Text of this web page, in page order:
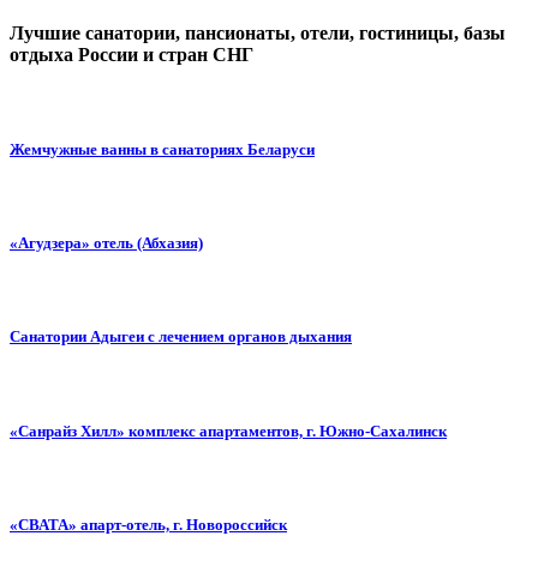
Лучшие санатории, пансионаты, отели, гостиницы, базы
отдыха России и стран СНГ
Жемчужные ванны в санаториях Беларуси
«Агудзера» отель (Абхазия)
Санатории Адыгеи с лечением органов дыхания
«Санрайз Хилл» комплекс апартаментов, г. Южно-Сахалинск
«СВАТА» апарт-отель, г. Новороссийск